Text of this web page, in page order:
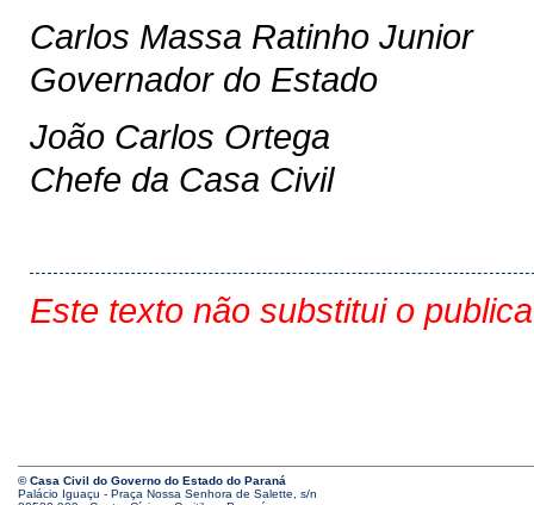
Carlos Massa Ratinho Junior
Governador do Estado
João Carlos Ortega
Chefe da Casa Civil
Este texto não substitui o
© Casa Civil do Governo do Estado do Paraná
Palácio Iguaçu - Praça Nossa Senhora de Salette, s/n